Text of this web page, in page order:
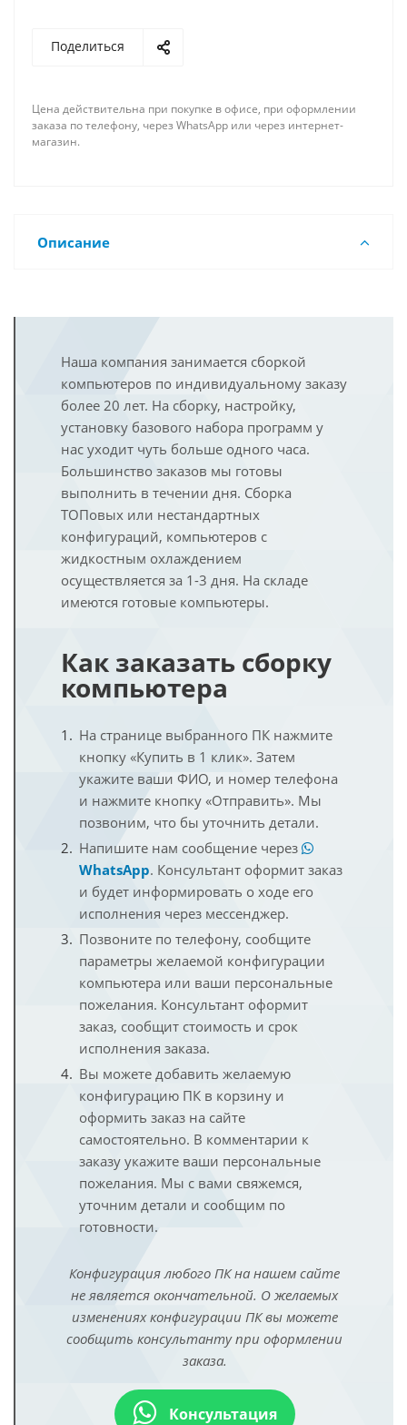
Поделиться
Цена действительна при покупке в офисе, при оформлении
заказа по телефону, через WhatsApp или через интернет-
магазин.
Описание
Наша компания занимается сборкой
компьютеров по индивидуальному заказу
более 20 лет. На сборку, настройку,
установку базового набора программ у
нас уходит чуть больше одного часа.
Большинство заказов мы готовы
выполнить в течении дня. Сборка
ТОПовых или нестандартных
конфигураций, компьютеров с
жидкостным охлаждением
осуществляется за 1-3 дня. На складе
имеются готовые компьютеры.
Как заказать сборку
компьютера
На странице выбранного ПК нажмите
кнопку «Купить в 1 клик». Затем
укажите ваши ФИО, и номер телефона
и нажмите кнопку «Отправить». Мы
позвоним, что бы уточнить детали.
Напишите нам сообщение через
WhatsApp. Консультант оформит заказ
и будет информировать о ходе его
исполнения через мессенджер.
Позвоните по телефону, сообщите
параметры желаемой конфигурации
компьютера или ваши персональные
пожелания. Консультант оформит
заказ, сообщит стоимость и срок
исполнения заказа.
Вы можете добавить желаемую
конфигурацию ПК в корзину и
оформить заказ на сайте
самостоятельно. В комментарии к
заказу укажите ваши персональные
пожелания. Мы с вами свяжемся,
уточним детали и сообщим по
готовности.
Конфигурация любого ПК на нашем сайте
не является окончательной. О желаемых
изменениях конфигурации ПК вы можете
сообщить консультанту при оформлении
заказа.
Консультация